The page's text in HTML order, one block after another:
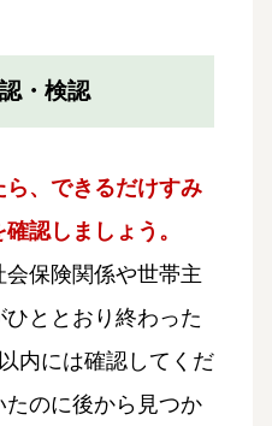
・検認
、できるだけすみ
認しましょう。
保険関係や世帯主
ととおり終わった
内には確認してくだ
のに後から見つか